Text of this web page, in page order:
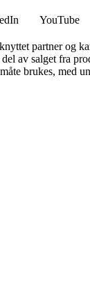
YouTube
partner og
av salget fra
brukes, med